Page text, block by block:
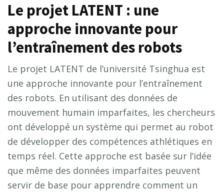
Le projet LATENT : une
approche innovante pour
l’entraînement des robots
Le projet LATENT de l’université Tsinghua est
une approche innovante pour l’entraînement
des robots. En utilisant des données de
mouvement humain imparfaites, les chercheurs
ont développé un système qui permet au robot
de développer des compétences athlétiques en
temps réel. Cette approche est basée sur l’idée
que même des données imparfaites peuvent
servir de base pour apprendre comment un